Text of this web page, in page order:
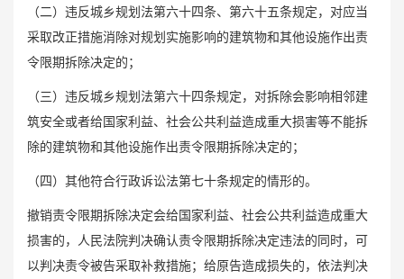
（二）违反城乡规划法第六十四条、第六十五条规定，对应当
采取改正措施消除对规划实施影响的建筑物和其他设施作出责
令限期拆除决定的；
（三）违反城乡规划法第六十四条规定，对拆除会影响相邻建
筑安全或者给国家利益、社会公共利益造成重大损害等不能拆
除的建筑物和其他设施作出责令限期拆除决定的；
（四）其他符合行政诉讼法第七十条规定的情形的。
撤销责令限期拆除决定会给国家利益、社会公共利益造成重大
损害的，人民法院判决确认责令限期拆除决定违法的同时，可
以判决责令被告采取补救措施；给原告造成损失的，依法判决